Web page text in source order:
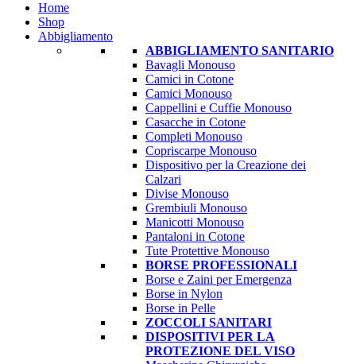
Home
Shop
Abbigliamento
ABBIGLIAMENTO SANITARIO
Bavagli Monouso
Camici in Cotone
Camici Monouso
Cappellini e Cuffie Monouso
Casacche in Cotone
Completi Monouso
Copriscarpe Monouso
Dispositivo per la Creazione dei
Calzari
Divise Monouso
Grembiuli Monouso
Manicotti Monouso
Pantaloni in Cotone
Tute Protettive Monouso
BORSE PROFESSIONALI
Borse e Zaini per Emergenza
Borse in Nylon
Borse in Pelle
ZOCCOLI SANITARI
DISPOSITIVI PER LA
PROTEZIONE DEL VISO